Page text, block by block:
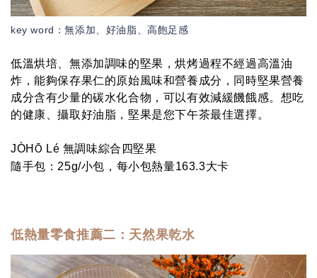
key word：無添加、好油脂、高飽足感
低溫烘培、無添加調味的堅果，烘烤過程不經過高溫油
炸，能夠保存果仁的原始風味和營養成分，同時堅果營養
成分含有少量的碳水化合物，可以有效減緩饑餓感。想吃
的健康、攝取好油脂，堅果是您下午茶最佳選擇。
JÒH Ō Lé 無調味綜合四堅果
隨手包： 25g/小包，每小包熱量163.3大卡
低熱量零食推薦二： 天然果乾水